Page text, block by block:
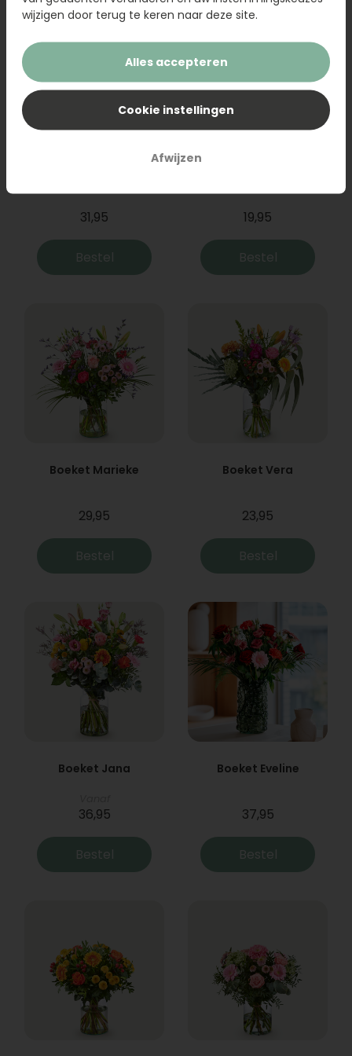
31,95
Bestel
19,95
Bestel
Boeket Marieke
29,95
Bestel
Boeket Vera
23,95
Bestel
Boeket Jana
36,95
Bestel
Boeket Eveline
37,95
Bestel
wijzigen door terug te keren naar deze site.
Alles accepteren
Cookie instellingen
Afwijzen